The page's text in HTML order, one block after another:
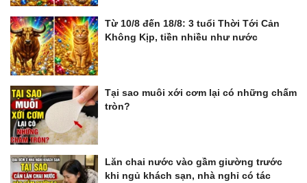
Từ 10/8 đến 18/8: 3 tuổi Thời Tới Cản
Không Kịp, tiền nhiều như nước
Tại sao muôi xới cơm lại có những chấm
tròn?
Lăn chai nước vào gầm giường trước
khi ngủ khách sạn, nhà nghỉ có tác